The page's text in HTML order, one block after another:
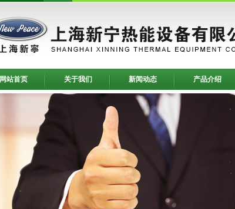
网站首页 关于我们 新闻动态 产品介绍